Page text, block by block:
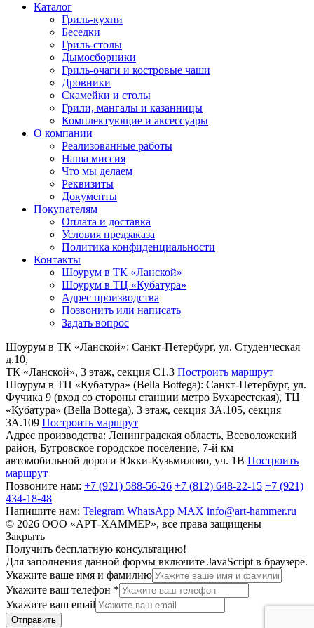
Каталог
Гриль-кухни
Беседки
Гриль-столы
Дымосборники
Гриль-очаги и костровые чаши
Дровники
Скамейки и столы
Грили, мангалы и казанницы
Комплектующие и аксессуары
О компании
Реализованные работы
Наша миссия
Что мы делаем
Реквизиты
Документы
Покупателям
Оплата и доставка
Условия предзаказа
Политика конфиденциальности
Контакты
Шоурум в ТК «Ланской»
Шоурум в ТЦ «Кубатура»
Адрес производства
Позвонить или написать
Задать вопрос
Шоурум в ТК «Ланской»: Cанкт-Петербург, ул. Студенческая
д.10,
ТК «Ланской», 3 этаж, секция C1.3 Построить маршрут
Шоурум в ТЦ «Кубатура» (Bella Bottega): Санкт-Петербург, ул.
Фучика 9 (вход со стороны станции метро Бухарестская), ТЦ
«Кубатура» (Bella Bottega), 3 этаж, секция 3А.105, секция
3А.109 Построить маршрут
Адрес производства: Ленинградская область, Всеволожский
район, Бугровское городское поселение, 7-й км
автомобильной дороги Юкки-Кузьмилово, уч. 1В Построить
маршрут
Позвоните нам: +7 (921) 588-56-26 +7 (812) 648-22-15 +7 (921)
434-18-48
Напишите нам: Telegram WhatsApp MAX info@art-hammer.ru
© 2026 ООО «АРТ-ХАММЕР», все права защищены
Закрыть
Получить бесплатную консультацию!
Для заполнения данной формы включите JavaScript в браузере.
Укажите ваше имя и фамилию
Укажите ваш телефон *
Укажите ваш email
Отправить